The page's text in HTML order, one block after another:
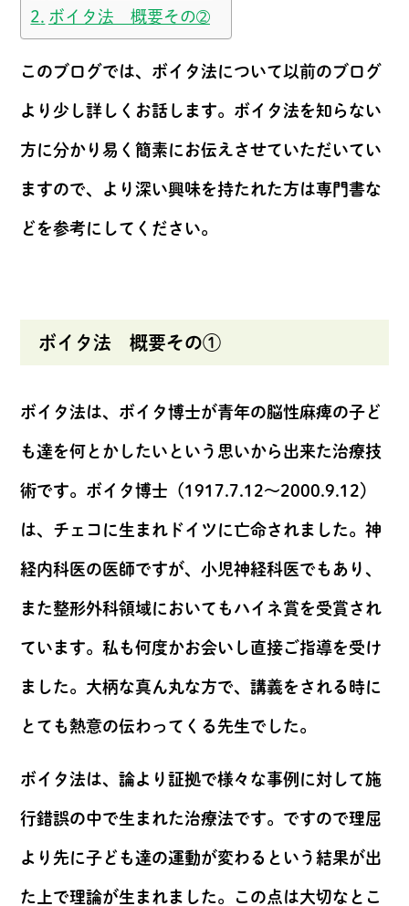
ボイタ法 概要その➁
このブログでは、ボイタ法について以前のブログ
より少し詳しくお話します。ボイタ法を知らない
方に分かり易く簡素にお伝えさせていただいてい
ますので、より深い興味を持たれた方は専門書な
どを参考にしてください。
ボイタ法 概要その①
ボイタ法は、ボイタ博士が青年の脳性麻痺の子ど
も達を何とかしたいという思いから出来た治療技
術です。ボイタ博士（1917.7.12～2000.9.12）
は、チェコに生まれドイツに亡命されました。神
経内科医の医師ですが、小児神経科医でもあり、
また整形外科領域においてもハイネ賞を受賞され
ています。私も何度かお会いし直接ご指導を受け
ました。大柄な真ん丸な方で、講義をされる時に
とても熱意の伝わってくる先生でした。
ボイタ法は、論より証拠で様々な事例に対して施
行錯誤の中で生まれた治療法です。ですので理屈
より先に子ども達の運動が変わるという結果が出
た上で理論が生まれました。この点は大切なとこ